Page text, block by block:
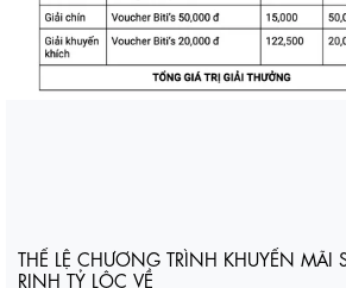
THỂ LỆ CHƯƠNG TRÌNH KHUYẾN MÃI SẮM GIÀY ẤT TỴ -
RINH TỶ LỘC VỀ